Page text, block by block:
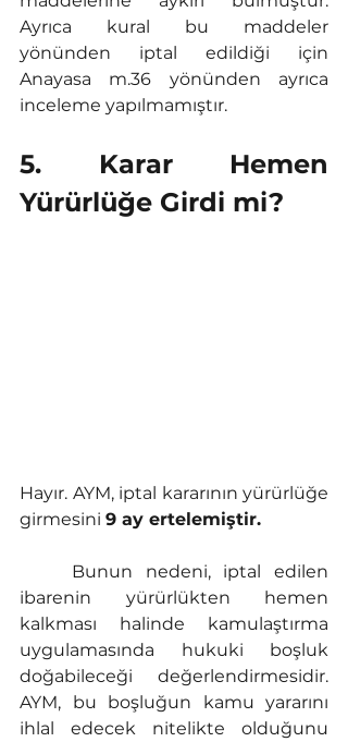
Ayrıca kural bu maddeler
yönünden iptal edildiği için
Anayasa m.36 yönünden ayrıca
inceleme yapılmamıştır.
5. Karar Hemen
Yürürlüğe Girdi mi?
Hayır. AYM, iptal kararının yürürlüğe
girmesini 9 ay ertelemiştir.
ibarenin yürürlükten hemen
kalkması halinde kamulaştırma
uygulamasında hukuki boşluk
doğabileceği değerlendirmesidir.
AYM, bu boşluğun kamu yararını
ihlal edecek nitelikte olduğunu